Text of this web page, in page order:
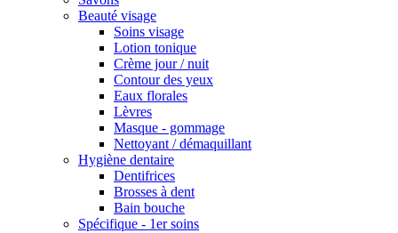
Beauté visage
Soins visage
Lotion tonique
Crème jour / nuit
Contour des yeux
Eaux florales
Lèvres
Masque - gommage
Nettoyant / démaquillant
Hygiène dentaire
Dentifrices
Brosses à dent
Bain bouche
Spécifique - 1er soins